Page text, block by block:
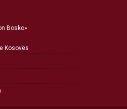
Bosko»
Kosovës